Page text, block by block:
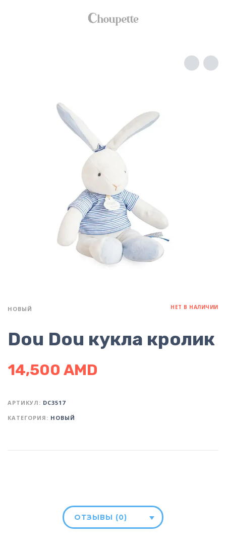
НОВЫЙ НЕТ В НАЛИЧИИ
Dou Dou кукла кролик
14,500 AMD
АРТИКУЛ: DC3517
КАТЕГОРИЯ: НОВЫЙ
ОТЗЫВЫ (0)